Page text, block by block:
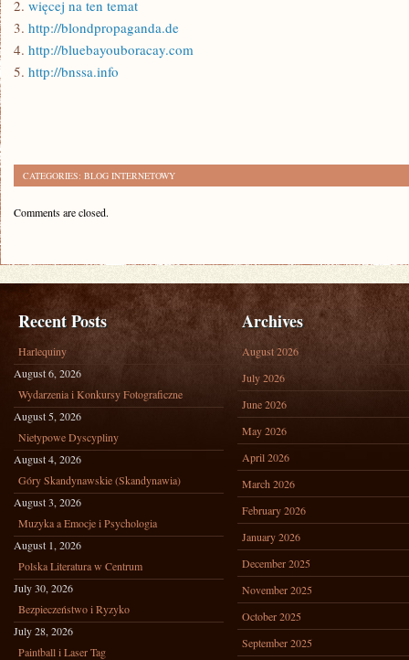
2. więcej na ten temat
3. http://blondpropaganda.de
4. http://bluebayouboracay.com
5. http://bnssa.info
CATEGORIES: BLOG INTERNETOWY
Comments are closed.
Recent Posts
Harlequiny
August 6, 2026
Wydarzenia i Konkursy Fotograficzne
August 5, 2026
Nietypowe Dyscypliny
August 4, 2026
Góry Skandynawskie (Skandynawia)
August 3, 2026
Muzyka a Emocje i Psychologia
August 1, 2026
Polska Literatura w Centrum
July 30, 2026
Bezpieczeństwo i Ryzyko
July 28, 2026
Paintball i Laser Tag
Archives
August 2026
July 2026
June 2026
May 2026
April 2026
March 2026
February 2026
January 2026
December 2025
November 2025
October 2025
September 2025